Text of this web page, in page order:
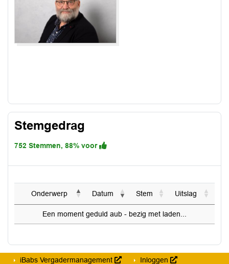
Stemgedrag
752 Stemmen, 88% voor
Onderwerp Datum Stem Uitslag
Een moment geduld aub - bezig met laden...
iBabs Vergadermanagement Inloggen